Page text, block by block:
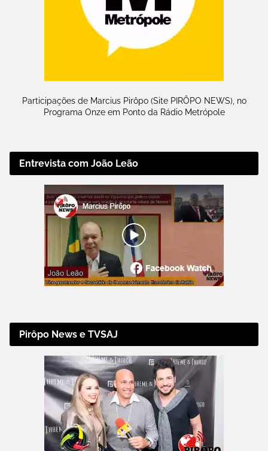
Participações de Marcius Pirôpo (Site PIRÔPO NEWS), no
Programa Onze em Ponto da Rádio Metrópole
Entrevista com João Leão
Pirôpo News e TVSAJ